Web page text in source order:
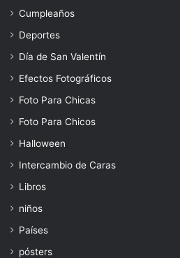
Cumpleaños
Deportes
Día de San Valentín
Efectos Fotográficos
Foto Para Chicas
Foto Para Chicos
Halloween
Intercambio de Caras
Libros
niños
Países
pósters